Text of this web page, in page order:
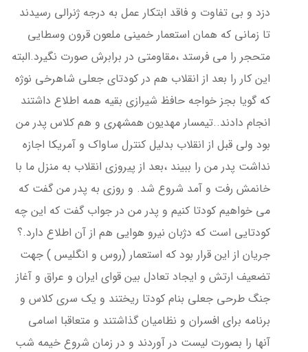
دزد و بی تفاوت و فاقد ابتکار عمل به درجه ژنرالی رسیدند
تا زمانی که همان استعمار خمینی ملعون قرون وسطایی
متحجر را می فرستد ،مقاومتی در برابرش صورت نگیرد.البته
این کار را بعد از انقلاب هم در کودتای جعلی شاهرخی نوژه
که گویا بجز خواجه حافظ شیرازی بقیه همه اطلاع داشتند
انجام دادند..تیمسار مهدیون همشهری و هم کلاس پدر من
بود ولی قبل از انقلاب بدلیل کنترل ساواک و آمریکا اجازه
نداشت پدر من را ببیند ،بعد از پیروزی انقلاب به منزل ما با
خانمش رفت و آمد شروع شد. و روزی به پدر من گفت که
می خواهیم کودتا کنیم و پدر من در جواب گفت که این چه
کودتایی است که دژبان نیرو هوایی هم از آن اطلاع دارد.؟
جریان از این قرار بود که استعمار (روس و انگلیس ) جهت
تضعیف ارتش و ایجاد تعادل بین قوای ایران و عراق و آغاز
جنگ طرحی جعلی بنام کودتا ریختند و یک سری کلاس و
برنامه برای افسران و نظامیان گذاشتند و متعاقبا اسامی
آنها را بصورت لیست در آوردند و در زمان شروع خیمه شب